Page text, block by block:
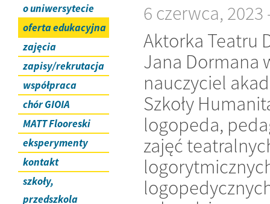
o uniwersytecie
oferta edukacyjna
zajęcia
zapisy/rekrutacja
współpraca
chór GIOIA
MATT Flooreski
eksperymenty
kontakt
szkoły,
przedszkola
6 czerwca,
Aktorka Teatru
Jana Dormana
nauczyciel
Szkoły
logopeda,
zajęć